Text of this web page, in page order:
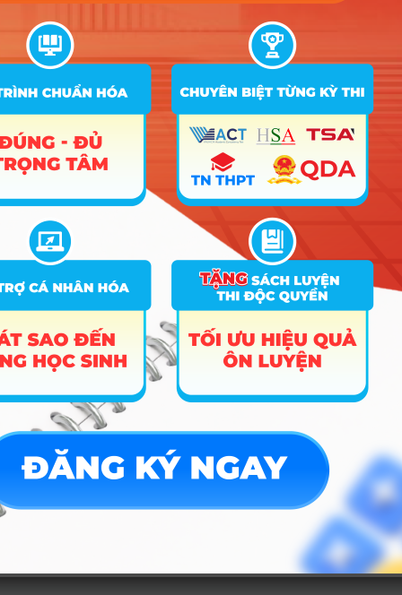
Công cụ
Trắc nghiệm MBTI
Tra cứu đề án tuyển sinh
Tư vấn hướng nghiệp
Tin tức
Tin giáo dục nổi bật
Tin tuyển sinh vào 10
Tin tuyển sinh Đại học
Về chúng tôi
Liên hệ
Điều khoản dịch vụ
Chính sách bảo mật